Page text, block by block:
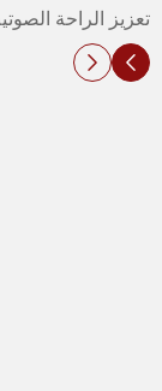
تعزيز الراحة